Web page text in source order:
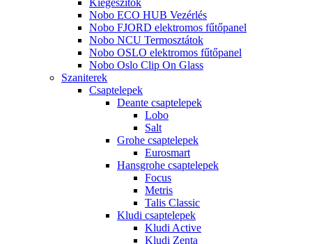
Kiegészítők
Nobo ECO HUB Vezérlés
Nobo FJORD elektromos fűtőpanel
Nobo NCU Termosztátok
Nobo OSLO elektromos fűtőpanel
Nobo Oslo Clip On Glass
Szaniterek
Csaptelepek
Deante csaptelepek
Lobo
Salt
Grohe csaptelepek
Eurosmart
Hansgrohe csaptelepek
Focus
Metris
Talis Classic
Kludi csaptelepek
Kludi Active
Kludi Zenta